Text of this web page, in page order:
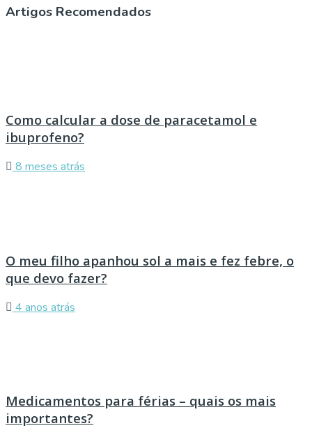
Artigos Recomendados
Como calcular a dose de paracetamol e
ibuprofeno?
8 meses atrás
O meu filho apanhou sol a mais e fez febre, o
que devo fazer?
4 anos atrás
Medicamentos para férias – quais os mais
importantes?